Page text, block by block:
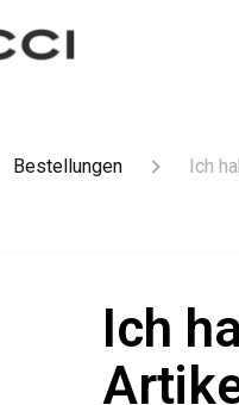
Bestellungen Ich
Ich